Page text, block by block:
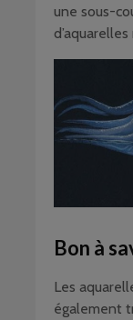
une sous-
Bon à
Les
également